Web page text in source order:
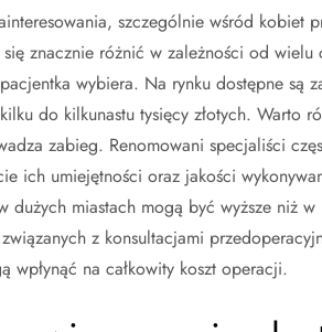
szczególnie wśród kobiet
znacznie różnić w zależności od wielu
wybiera. Na rynku dostępne są
do kilkunastu tysięcy złotych. Warto
zabieg. Renomowani specjaliści
ich umiejętności oraz jakości
miastach mogą być wyższe niż w
z konsultacjami
na całkowity koszt operacji.